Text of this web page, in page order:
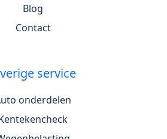
Blog
Contact
service
onderdelen